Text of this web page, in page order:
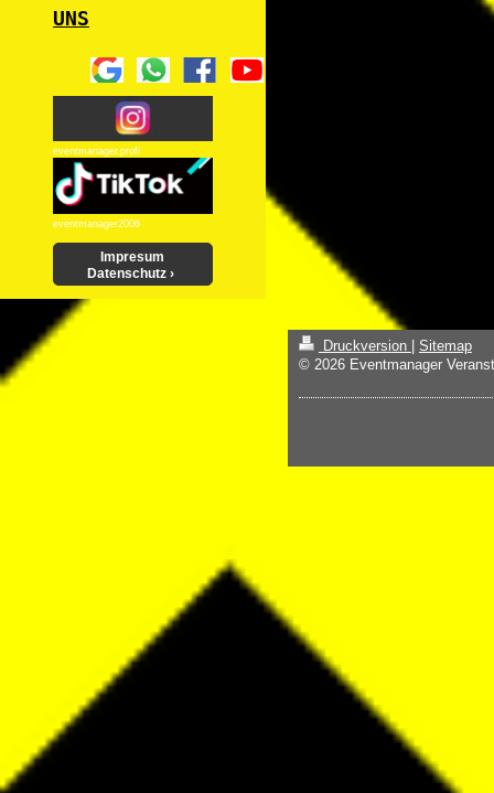
UNS
eventmanager.profi
eventmanager2006
Impresum
Datenschutz
Druckversion
Sitemap
© 2026 Eventmanager